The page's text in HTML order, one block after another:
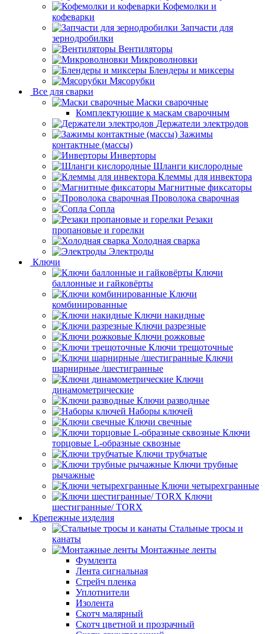
Кофемолки и
кофеварки
Запчасти для
зернодробилки
Вентиляторы
Микроволновки
Блендеры и миксеры
Мясорубки
Все для сварки
Маски сварочные
Комплектующие к маскам сварочным
Держатели электродов
Зажимы
контактные (массы)
Инверторы
Шланги кислородные
Клеммы для инвектора
Магнитные фиксаторы
Проволока сварочная
Сопла
Резаки
пропановые и горелки
Холодная сварка
Электроды
Ключи
Ключи
баллонные и гайковёрты
Ключи
комбинированные
Ключи накидные
Ключи разрезные
Ключи рожковые
Ключи трещоточные
Ключи
шарнирные /шестигранные
Ключи
динамометрические
Ключи разводные
Наборы ключей
Ключи свечные
Ключи
торцовые L-образные сквозные
Ключи трубчатые
Ключи трубные
рычажные
Ключи четырехгранные
Ключи
шестигранные/ TORX
Крепежные изделия
Стальные тросы и
канаты
Монтажные ленты
Фумлента
Лента сигнальная
Стрейч пленка
Уплотнители
Изолента
Скотч малярный
Скотч цветной и прозрачный